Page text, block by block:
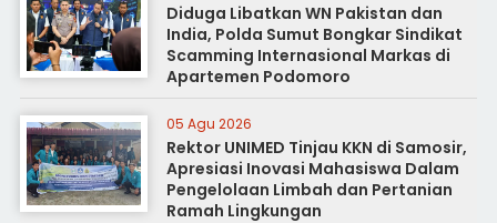
Diduga Libatkan WN Pakistan dan
India, Polda Sumut Bongkar Sindikat
Scamming Internasional Markas di
Apartemen Podomoro
05 Agu 2026
Rektor UNIMED Tinjau KKN di Samosir,
Apresiasi Inovasi Mahasiswa Dalam
Pengelolaan Limbah dan Pertanian
Ramah Lingkungan